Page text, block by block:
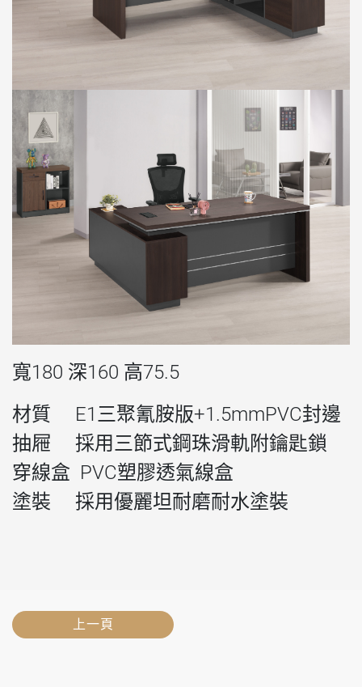
寬180 深160 高75.5
材質 E1三聚氰胺版+1.5mmPVC封邊
抽屜 採用三節式鋼珠滑軌附鑰匙鎖
穿線盒 PVC塑膠透氣線盒
塗裝 採用優麗坦耐磨耐水塗裝
上一頁